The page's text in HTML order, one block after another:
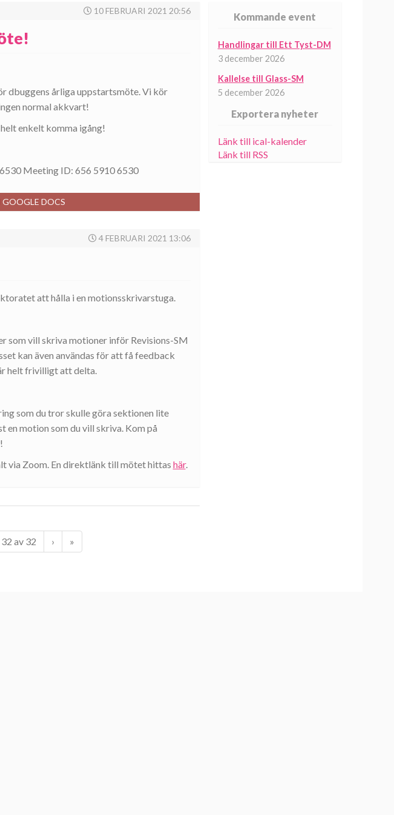
10 FEBRUARI 2021 20:56
dbuggens årliga uppstartsmöte. Vi kör
normal akkvart!
enkelt komma igång!
Meeting ID: 656 5910 6530
DOCS
4 FEBRUARI 2021 13:06
att hålla i en motionsskrivarstuga.
som vill skriva motioner inför Revisions-SM
kan även användas för att få feedback
helt frivilligt att delta.
som du tror skulle göra sektionen lite
en motion som du vill skriva. Kom på
via Zoom. En direktlänk till mötet hittas här.
32 av 32 › »
Kommande event
Handlingar till Ett Tyst-DM
3 december 2026
Kallelse till Glass-SM
5 december 2026
Exportera nyheter
Länk till ical-kalender
Länk till RSS